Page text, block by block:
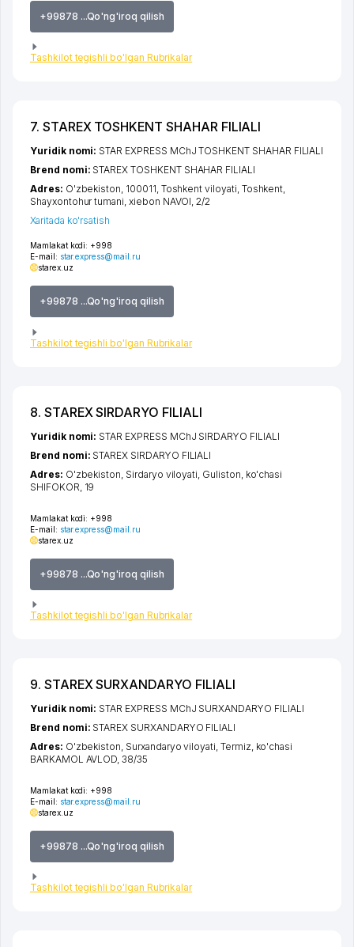
+99878 ...Qo'ng'iroq qilish
Tashkilot tegishli bo'lgan Rubrikalar
7. STAREX TOSHKENT SHAHAR FILIALI
Mamlakat kodi: +998
E-mail: star.express@mail.ru
starex.uz
+99878 ...Qo'ng'iroq qilish
Tashkilot tegishli bo'lgan Rubrikalar
Yuridik nomi: STAR EXPRESS MChJ TOSHKENT SHAHAR FILIALI
Brend nomi: STAREX TOSHKENT SHAHAR FILIALI
Adres: O'zbekiston, 100011, Toshkent viloyati, Toshkent,
Shayxontohur tumani, xiеbon NAVOI, 2/2
Xaritada ko'rsatish
8. STAREX SIRDARYO FILIALI
Mamlakat kodi: +998
E-mail: star.express@mail.ru
starex.uz
+99878 ...Qo'ng'iroq qilish
Tashkilot tegishli bo'lgan Rubrikalar
Yuridik nomi: STAR EXPRESS MChJ SIRDARYO FILIALI
Brend nomi: STAREX SIRDARYO FILIALI
Adres: O'zbekiston, Sirdaryo viloyati Guliston ko'chasi
SHIFOKOR , 19
9. STAREX SURXANDARYO FILIALI
Mamlakat kodi: +998
E-mail: star.express@mail.ru
starex.uz
+99878 ...Qo'ng'iroq qilish
Tashkilot tegishli bo'lgan Rubrikalar
Yuridik nomi: STAR EXPRESS MChJ SURXANDARYO FILIALI
Brend nomi: STAREX SURXANDARYO FILIALI
Adres: O'zbekiston, Surxandaryo viloyati Termiz ko'chasi
BARKAMOL AVLOD , 38/35